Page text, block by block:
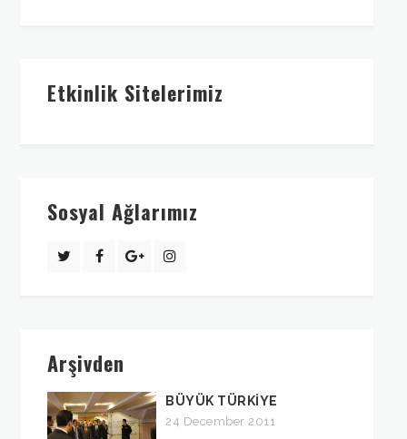
Etkinlik Sitelerimiz
Sosyal Ağlarımız
Arşivden
BÜYÜK TÜRKİYE
24 December 2011